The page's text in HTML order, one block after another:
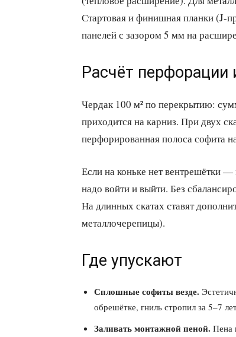
Стартовая и финишная планки (J-
панелей с зазором 5 мм на
Расчёт перфорации
Чердак 100 м² по перекрытию:
приходится на карниз. При двух
перфорированная полоса софита
Если на коньке нет вентрешётки
надо войти и выйти. Без
На длинных скатах ставят
металлочерепицы).
Где упускают
Сплошные софиты везде.
обрешётке, гниль стропил за 5–7
Заливать монтажной пеной. Пена